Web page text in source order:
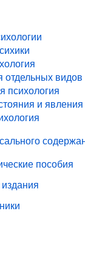
отдельных
психология
и явления
пособия